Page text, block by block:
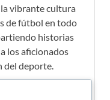
vibrante cultura
de fútbol en todo
historias
los aficionados
del deporte.